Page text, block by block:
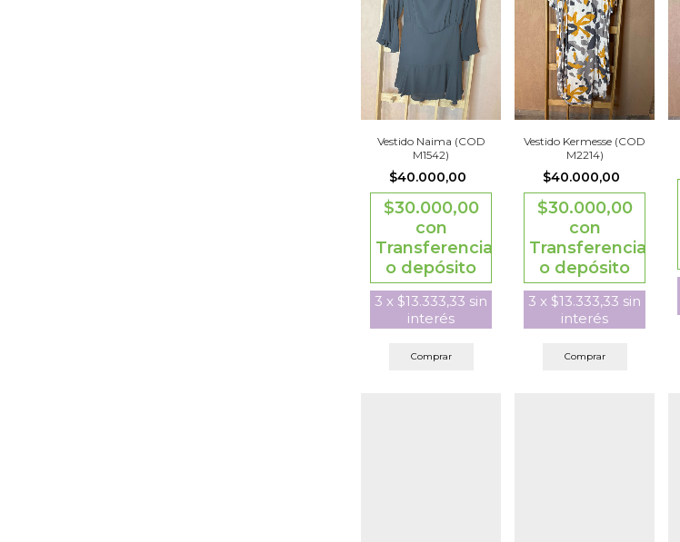
Vestido Naima (COD
M1542)
$40.000,00
$30.000,00
con
Transferencia
o depósito
3 x $13.333,33 sin
interés
Comprar
Vestido Kermesse (COD
M2214)
$40.000,00
$30.000,00
con
Transferencia
o depósito
3 x $13.333,33 sin
interés
Comprar